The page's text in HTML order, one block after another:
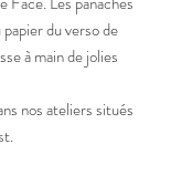
du verso de
à main de jolies
nos ateliers situés